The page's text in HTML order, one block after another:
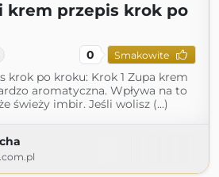
krem przepis krok po
0 Smakowite
krok po kroku: Krok 1 Zupa krem
aromatyczna. Wpływa na to
świeży imbir. Jeśli wolisz (...)